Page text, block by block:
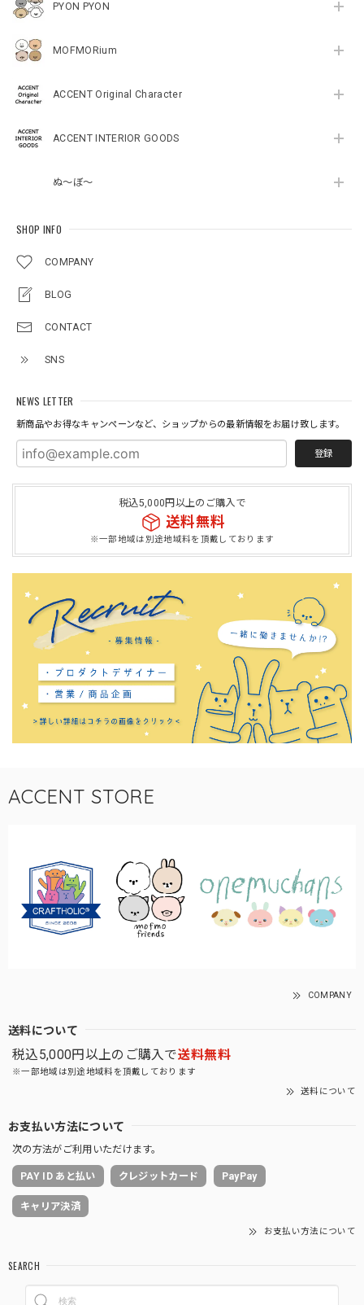
PYON PYON
MOFMORium
ACCENT Original Character
ACCENT INTERIOR GOODS
ぬ～ぼ～
SHOP INFO
COMPANY
BLOG
CONTACT
SNS
NEWS LETTER
新商品やお得なキャンペーンなど、ショップからの最新情報をお届け致します。
登録
税込5,000円以上のご購入で
送料無料
※一部地域は別途地域料を頂戴しております
ACCENT STORE
COMPANY
送料について
税込5,000円以上のご購入で送料無料
※一部地域は別途地域料を頂戴しております
送料について
お支払い方法について
次の方法がご利用いただけます。
PAY ID あと払い クレジットカード PayPay
キャリア決済
お支払い方法について
SEARCH